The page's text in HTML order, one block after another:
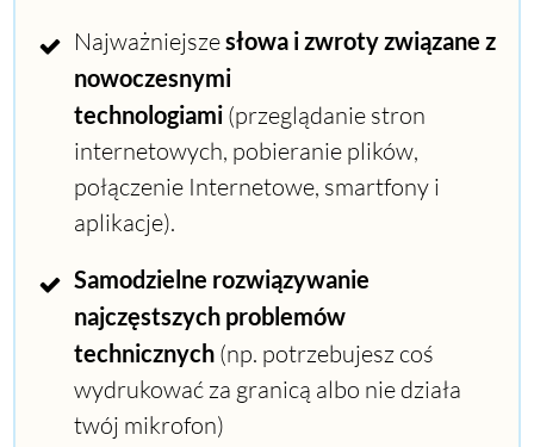
Najważniejszesłowa i zwrotyzwiązane z
nowoczesnymi
technologiami (przeglądanie stron
internetowych, pobieranie plików,
połączenie Internetowe, smartfony i
aplikacje).
Samodzielne rozwiązywanie
najczęstszych problemów
technicznych (np. potrzebujesz coś
wydrukować za granicą albo nie działa
twój mikrofon)